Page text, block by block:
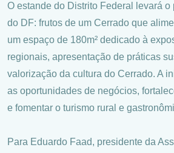
O estande do Distrito Federal levará o
do DF: frutos de um Cerrado que
um espaço de 180m² dedicado à
regionais, apresentação de práticas
valorização da cultura do Cerrado. A
as oportunidades de negócios,
e fomentar o turismo rural e
Para Eduardo Faad, presidente da